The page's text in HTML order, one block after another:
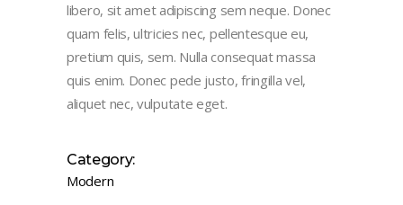
libero, sit amet adipiscing sem neque. Donec
quam felis, ultricies nec, pellentesque eu,
pretium quis, sem. Nulla consequat massa
quis enim. Donec pede justo, fringilla vel,
aliquet nec, vulputate eget.
Category:
Modern